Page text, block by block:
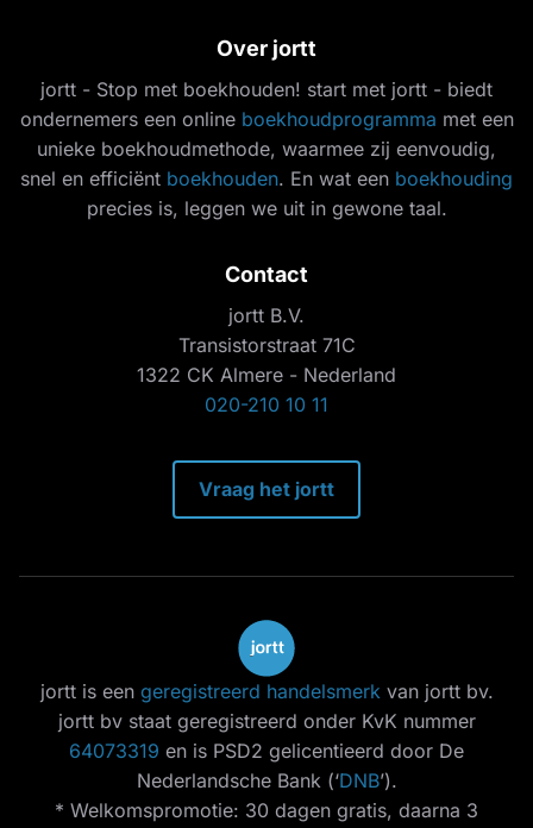
Over jortt
jortt - Stop met boekhouden! start met jortt - biedt
ondernemers een online boekhoudprogramma met een
unieke boekhoudmethode, waarmee zij eenvoudig,
snel en efficiënt boekhouden. En wat een boekhouding
precies is, leggen we uit in gewone taal.
Contact
jortt B.V.
Transistorstraat 71C
1322 CK Almere - Nederland
020-210 10 11
Vraag het jortt
jortt is een geregistreerd handelsmerkvan jortt bv.
jortt bv staat geregistreerd onder KvK nummer
64073319 en is PSD2 gelicentieerd door De
Nederlandsche Bank (‘DNB’).
* Welkomspromotie: 30 dagen gratis, daarna 3